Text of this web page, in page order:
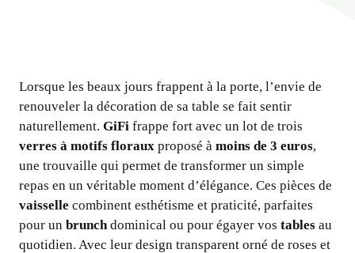
Lorsque les beaux jours frappent à la porte, l’envie de
renouveler la décoration de sa table se fait sentir
naturellement. GiFi frappe fort avec un lot de trois
verres à motifs floraux proposé à moins de 3 euros,
une trouvaille qui permet de transformer un simple
repas en un véritable moment d’élégance. Ces pièces de
vaisselle combinent esthétisme et praticité, parfaites
pour un brunch dominical ou pour égayer vos tables au
quotidien. Avec leur design transparent orné de roses et